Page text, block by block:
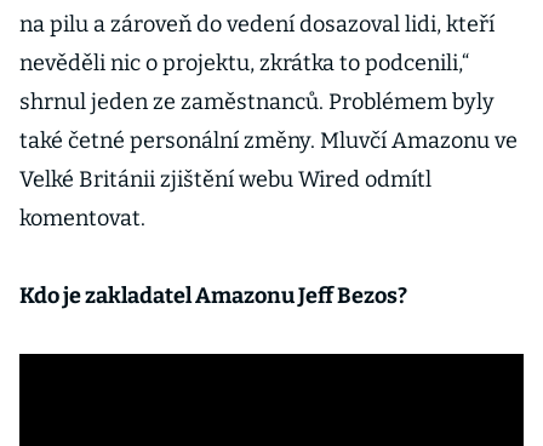
na pilu a zároveň do vedení dosazoval lidi, kteří
nevěděli nic o projektu, zkrátka to podcenili,“
shrnul jeden ze zaměstnanců. Problémem byly
také četné personální změny. Mluvčí Amazonu ve
Velké Británii zjištění webu Wired odmítl
komentovat.
Kdo je zakladatel Amazonu Jeff Bezos?